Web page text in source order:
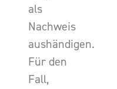
als
Nachweis
aushändigen.
Für den
Fall,